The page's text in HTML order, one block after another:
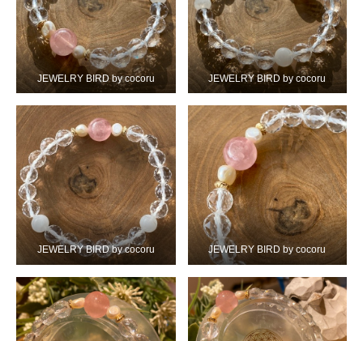
JEWELRY BIRD by cocoru JEWELRY BIRD by cocoru
JEWELRY BIRD by cocoru JEWELRY BIRD by cocoru